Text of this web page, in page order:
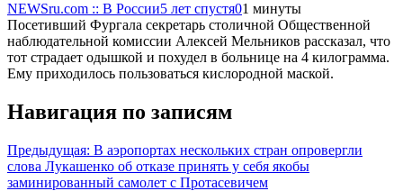
NEWSru.com :: В России5 лет спустя01 минуты
Посетивший Фургала секретарь столичной Общественной
наблюдательной комиссии Алексей Мельников рассказал, что
тот страдает одышкой и похудел в больнице на 4 килограмма.
Ему приходилось пользоваться кислородной маской.
Навигация по записям
Предыдущая: В аэропортах нескольких стран опровергли
слова Лукашенко об отказе принять у себя якобы
заминированный самолет c Протасевичем